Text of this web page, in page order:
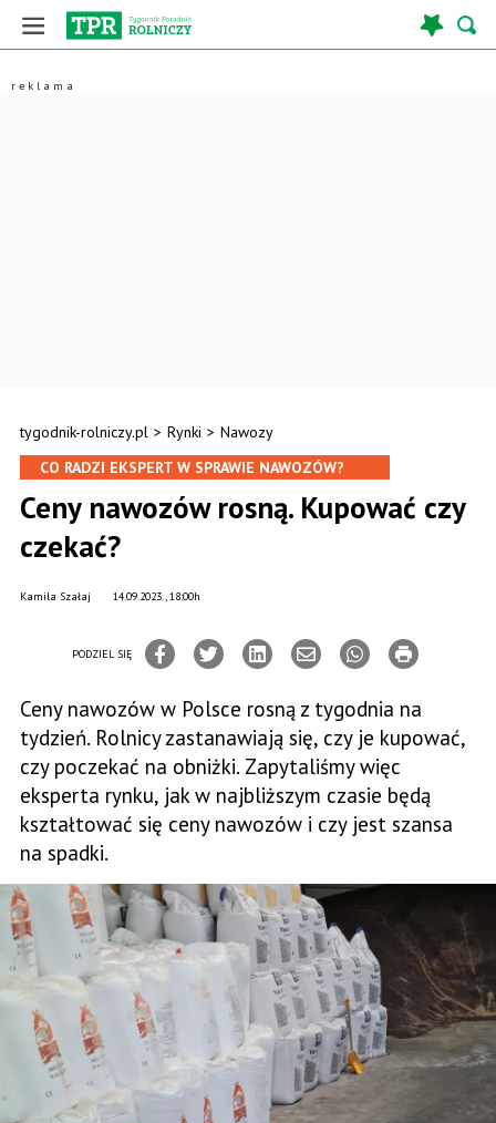
tygodnik-rolniczy.pl > Rynki > Nawozy
CO RADZI EKSPERT W SPRAWIE NAWOZÓW?
Ceny nawozów rosną. Kupować czy
czekać?
14.09.2023., 18:00h
Kamila Szałaj
PODZIEL SIĘ
Ceny nawozów w Polsce rosną z tygodnia na
tydzień. Rolnicy zastanawiają się, czy je kupować,
czy poczekać na obniżki. Zapytaliśmy więc
eksperta rynku, jak w najbliższym czasie będą
kształtować się ceny nawozów i czy jest szansa
na spadki.